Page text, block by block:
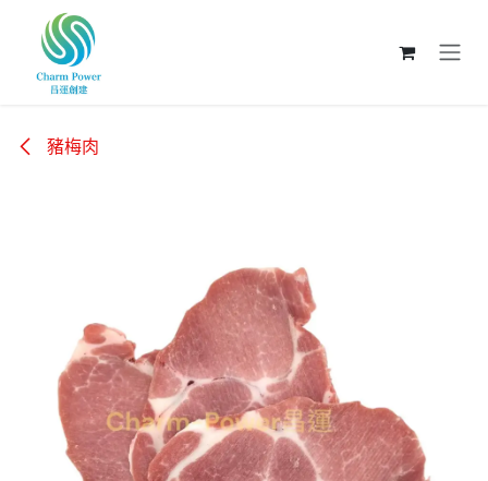
跳至內容
豬梅肉